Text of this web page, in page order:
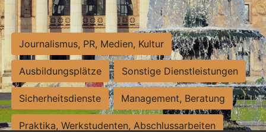
Journalismus, PR, Medien, Kultur
Ausbildungsplätze Sonstige Dienstleistungen
Sicherheitsdienste Management, Beratung
Praktika, Werkstudenten, Abschlussarbeiten